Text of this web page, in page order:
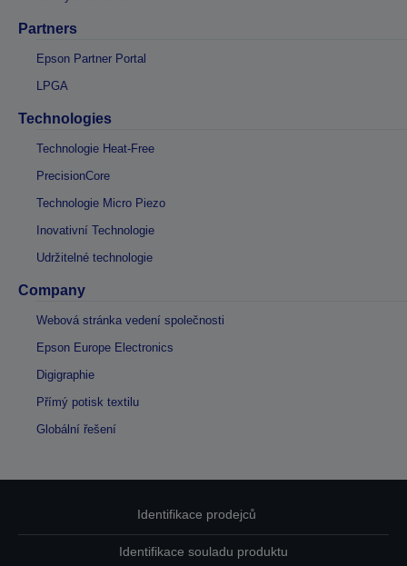
Partners
Epson Partner Portal
LPGA
Technologies
Technologie Heat-Free
PrecisionCore
Technologie Micro Piezo
Inovativní Technologie
Udržitelné technologie
Company
Webová stránka vedení společnosti
Epson Europe Electronics
Digigraphie
Přímý potisk textilu
Globální řešení
Identifikace prodejců
Identifikace souladu produktu